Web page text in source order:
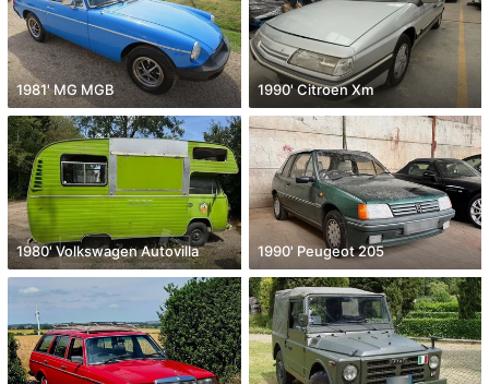
1981' MG MGB 1990' Citroen Xm
1980' Volkswagen Autovilla 1990' Peugeot 205